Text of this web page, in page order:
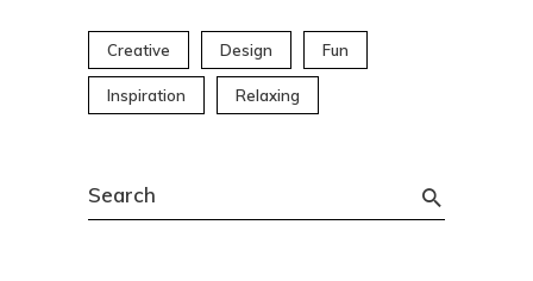
Creative Design Fun
Inspiration Relaxing
Search
for: